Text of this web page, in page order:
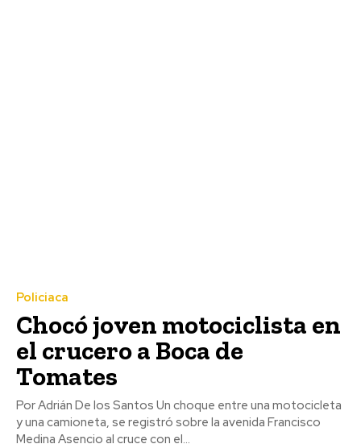
Policiaca
Chocó joven motociclista en
el crucero a Boca de
Tomates
Por Adrián De los Santos Un choque entre una motocicleta
y una camioneta, se registró sobre la avenida Francisco
Medina Asencio al cruce con el...